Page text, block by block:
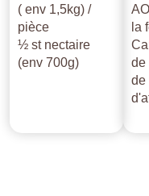
( env 1,5kg) /
pièce
½ st nectaire
(env 700g)
la
de
de